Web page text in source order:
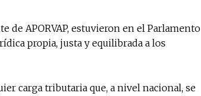
APORVAP, estuvieron en el Parlamento
propia, justa y equilibrada a los
carga tributaria que, a nivel nacional, se